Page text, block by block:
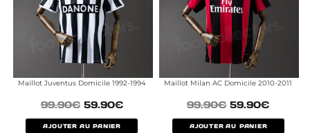
Maillot Juventus Domicile 1992-1994
99.90€ 59.90€
AJOUTER AU PANIER
Maillot Milan AC Domicile 2010-2011
99.90€ 59.90€
AJOUTER AU PANIER